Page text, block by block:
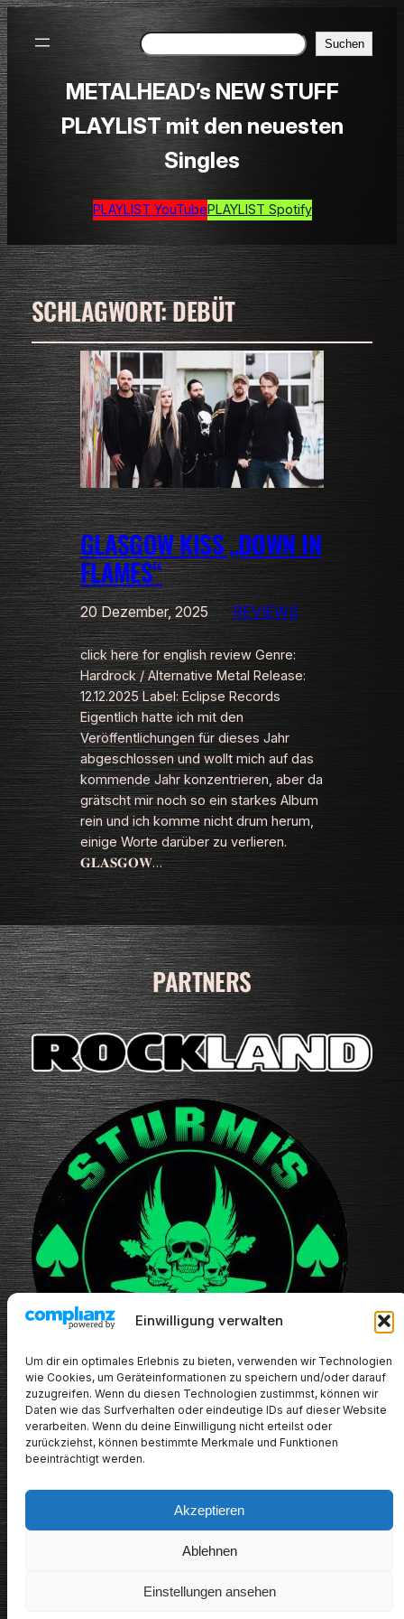
Einwilligung verwalten
Um dir ein optimales Erlebnis zu bieten, verwenden wir Technologien
wie Cookies, um Geräteinformationen zu speichern und/oder darauf
zuzugreifen. Wenn du diesen Technologien zustimmst, können wir
Daten wie das Surfverhalten oder eindeutige IDs auf dieser Website
verarbeiten. Wenn du deine Einwilligung nicht erteilst oder
zurückziehst, können bestimmte Merkmale und Funktionen
beeinträchtigt werden.
Akzeptieren
Ablehnen
Einstellungen ansehen
Suchen Suchen
METALHEAD’s NEW STUFF
PLAYLIST mit den neuesten
Singles
PLAYLIST YouTubePLAYLIST Spotify
SCHLAGWORT:DEBÜT
GLASGOW KISS „DOWN IN
FLAMES“
20 Dezember, 2025 REVIEWS
click here for english review Genre:
Hardrock / Alternative Metal Release:
12.12.2025 Label: Eclipse Records
Eigentlich hatte ich mit den
Veröffentlichungen für dieses Jahr
abgeschlossen und wollt mich auf das
kommende Jahr konzentrieren, aber da
grätscht mir noch so ein starkes Album
rein und ich komme nicht drum herum,
einige Worte darüber zu verlieren.
𝐆𝐋𝐀𝐒𝐆𝐎𝐖…
PARTNERS
METALHEADs new stuff